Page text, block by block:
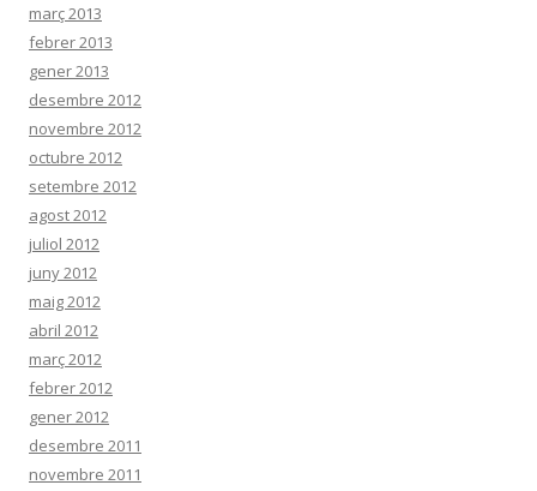
març 2013
febrer 2013
gener 2013
desembre 2012
novembre 2012
octubre 2012
setembre 2012
agost 2012
juliol 2012
juny 2012
maig 2012
abril 2012
març 2012
febrer 2012
gener 2012
desembre 2011
novembre 2011